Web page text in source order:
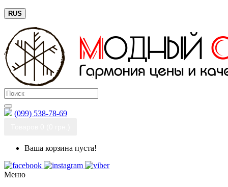
RUS
(099) 538-78-69
Ваша корзина пуста!
Меню